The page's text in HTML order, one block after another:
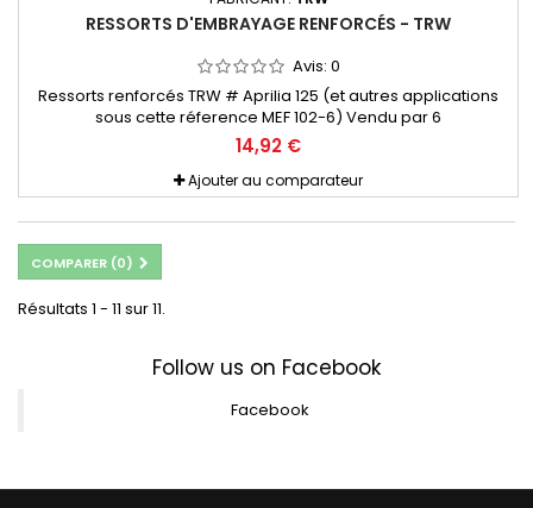
RESSORTS D'EMBRAYAGE RENFORCÉS - TRW
Avis: 0
Ressorts renforcés TRW # Aprilia 125 (et autres applications
sous cette réference MEF 102-6) Vendu par 6
14,92 €
Ajouter au comparateur
COMPARER (0)
Résultats 1 - 11 sur 11.
Follow us on Facebook
Facebook